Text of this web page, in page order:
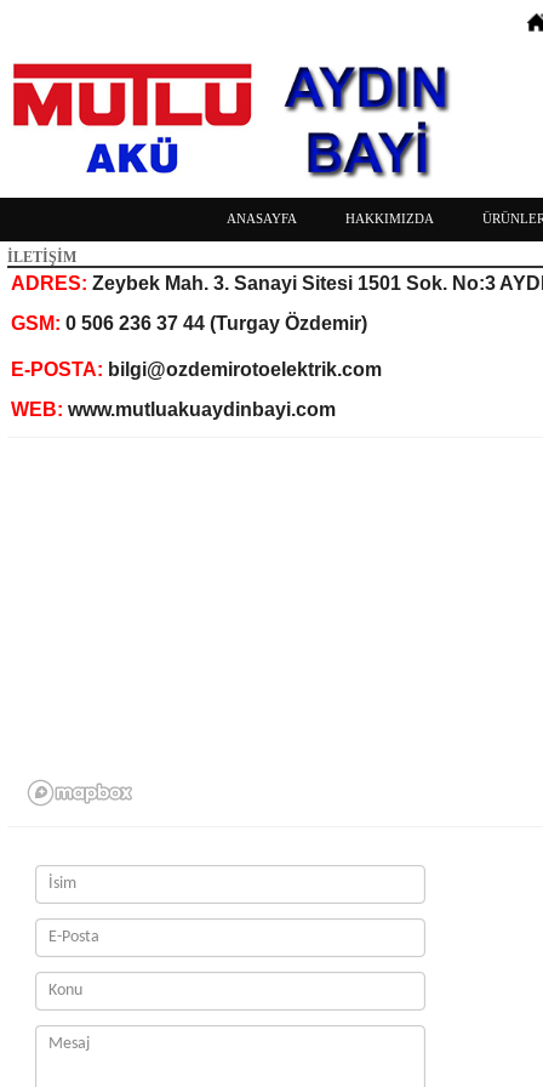
ANASAYFA HAKKIMIZDA
İLETİŞİM
ADRES: Zeybek Mah. 3. Sanayi Sitesi 1501 Sok. No:3
GSM: 0 506 236 37 44 (Turgay Özdemir)
E-POSTA: bilgi@ozdemirotoelektrik.com
WEB: www.mutluakuaydinbayi.com